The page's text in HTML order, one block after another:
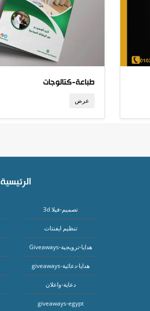
طباعة-كتالوجات
عرض
الرئيسية
تصميم-فيلا 3d
تنظيم ايفنتات
هدايا-ترويجية-Giveaways
هدايا-دعائية-giveaways
دعاية-واعلان
giveaways-egypt